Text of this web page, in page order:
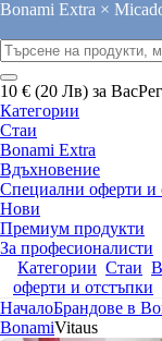
Bonami Extra ×
10 € (20 Лв) за Вас
Категории
Стаи
Bonami Extra
Вдъхновение
Специални оферти и
Нови
Премиум продукти
За професионалисти
Категории Стаи
оферти и отстъпки
НачалоБрандове в
BonamiVitaus